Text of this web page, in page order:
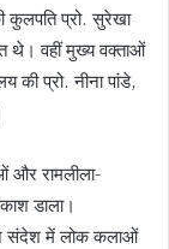
कुलपति प्रो. सुरेखा
थे। वहीं मुख्य वक्ताओं
की प्रो. नीना पांडे,
और रामलीला-
डाला।
संदेश में लोक कलाओं